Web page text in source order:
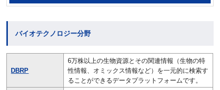
バイオテクノロジー分野
DBRP
6万株以上の生物資源とその関連情報（生物の特
性情報、オミックス情報など）を一元的に検索す
ることができるデータプラットフォームです。